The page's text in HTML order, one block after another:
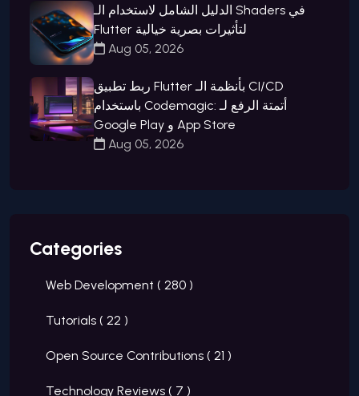
الدليل الشامل لاستخدام الـ Shaders في
Flutter لتأثيرات بصرية خيالية
Aug 05, 2026
ربط تطبيق Flutter بأنظمة الـ CI/CD
باستخدام Codemagic: أتمتة الرفع لـ
Google Play و App Store
Aug 05, 2026
Categories
Web Development ( 280 )
Tutorials ( 22 )
Open Source Contributions ( 21 )
Technology Reviews ( 7 )